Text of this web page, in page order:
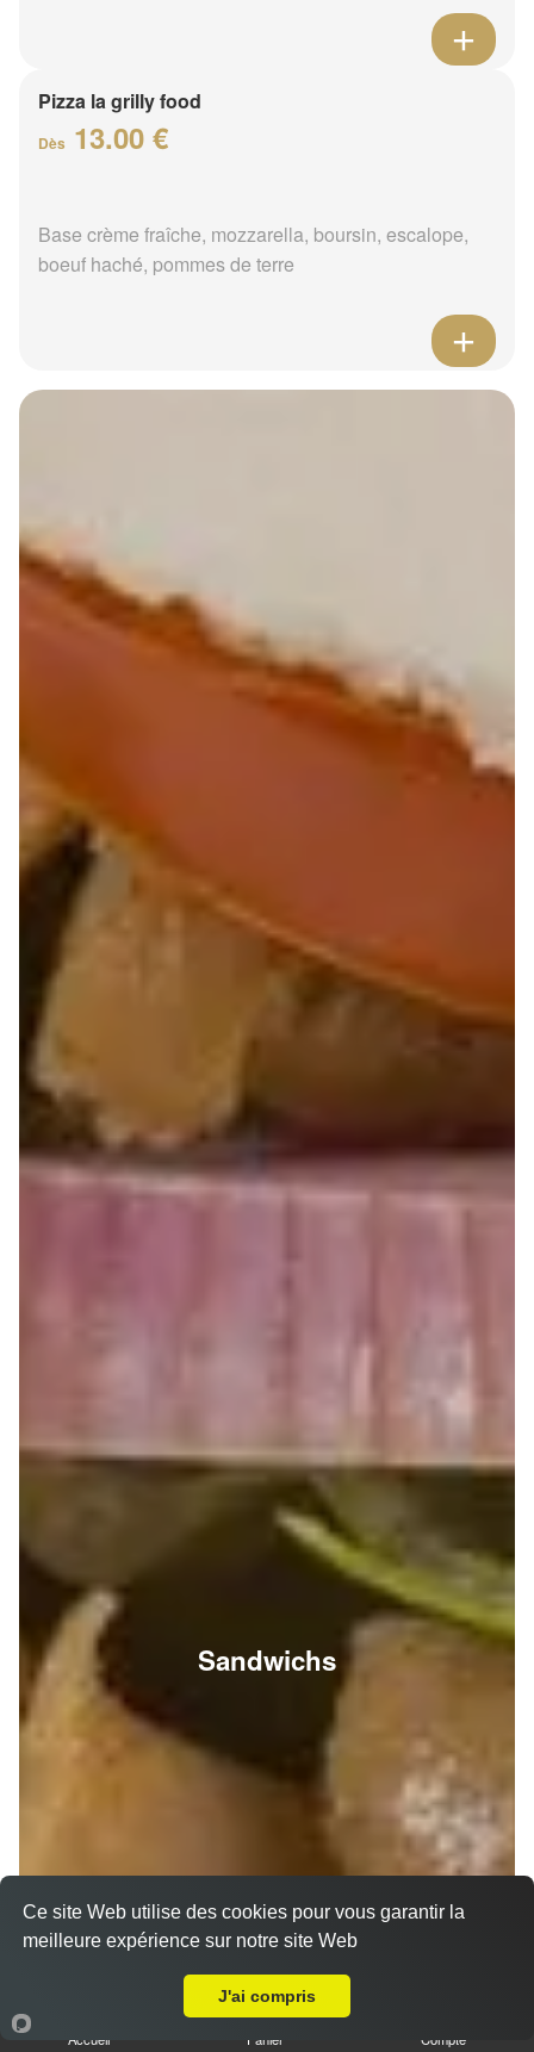
Pizza la grilly food
Dès 13.00 €
Base crème fraîche, mozzarella, boursin, escalope,
boeuf haché, pommes de terre
Sandwichs
Accueil Panier Compte
Ce site Web utilise des cookies pour vous garantir la
meilleure expérience sur notre site Web
J'ai compris